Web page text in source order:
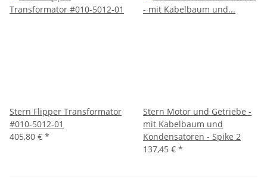
Stern Flipper Transformator
#010-5012-01
405,80 € *
Stern Motor und Getriebe -
mit Kabelbaum und
Kondensatoren - Spike 2
137,45 € *